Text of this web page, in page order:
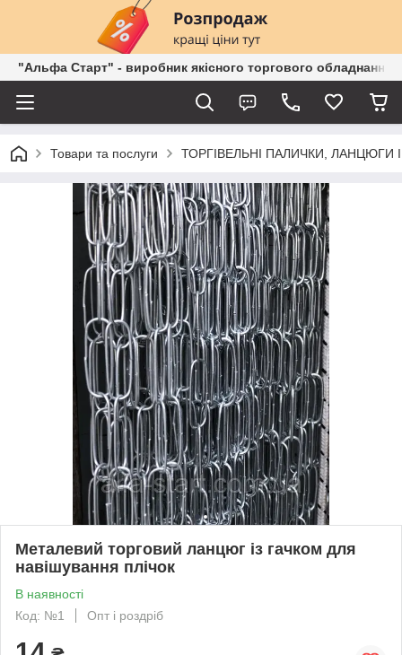
"Альфа Старт" - виробник якісного торгового обладнання
Товари та послуги ТОРГІВЕЛЬНІ ПАЛИЧКИ, ЛАНЦЮГИ
Металевий торговий ланцюг із гачком для
навішування плічок
В наявності
Код: №1
Опт і роздріб